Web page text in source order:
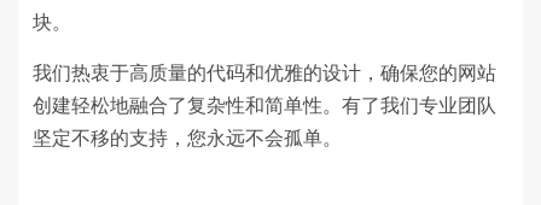
块。
我们热衷于高质量的代码和优雅的设计，确保您的网站
创建轻松地融合了复杂性和简单性。有了我们专业团队
坚定不移的支持，您永远不会孤单。